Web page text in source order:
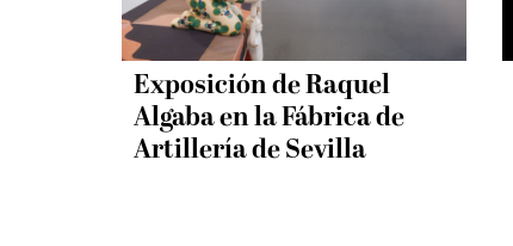
Exposición de Raquel
Algaba en la Fábrica de
Artillería de Sevilla